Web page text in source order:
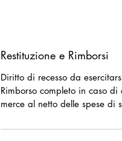
Restituzione e Rimborsi
Diritto di recesso da
Rimborso completo in caso
merce al netto delle spese di